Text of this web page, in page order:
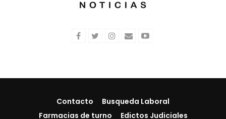
Contacto
Busqueda Laboral
Farmacias de turno
Edictos Judiciales